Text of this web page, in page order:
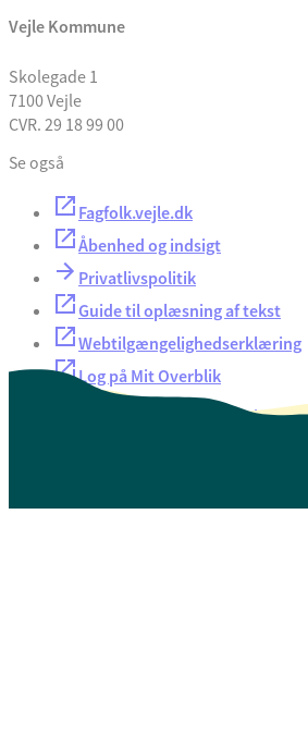
Vejle Kommune
Skolegade 1
7100 Vejle
CVR. 29 18 99 00
Se også
Fagfolk.vejle.dk
Åbenhed og indsigt
Privatlivspolitik
Guide til oplæsning af tekst
Webtilgængelighedserklæring
Log på Mit Overblik
Oversigt